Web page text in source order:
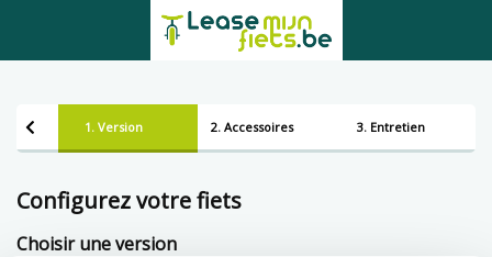
1. Version 2. Accessoires 3. Entretien
Configurez votre fiets
Choisir une version